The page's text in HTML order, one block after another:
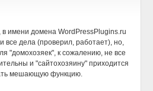
имени домена WordPressPlugins.ru
все дела (проверил, работает), но,
"домохозяек", к сожалению, не все
и "сайтохозяину" приходится
мешающую функцию.